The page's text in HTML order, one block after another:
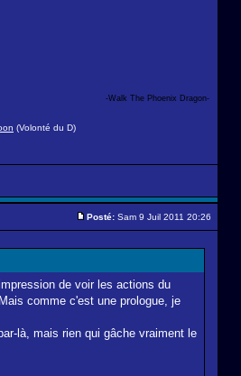
-Walk The Phoenix Dragon-
(Volonté du D)
Posté: Sam 9 Juil 2011 20:26
de voir les actions du
comme c'est une prologue, je
là, mais rien qui gâche vraiment le